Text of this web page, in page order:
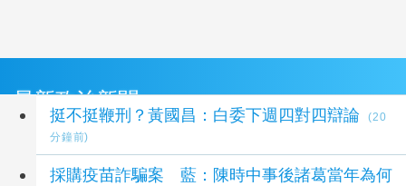
最新政治新聞
挺不挺鞭刑？黃國昌：白委下週四對四辯論
(20
分鐘前)
採購疫苗詐騙案 藍：陳時中事後諸葛當年為何